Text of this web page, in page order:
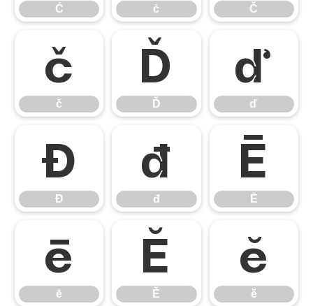
Ċ ċ Č
č
č
Ď
Ď
ď
ď
Đ
Đ
đ
đ
Ē
Ē
ē
ē
Ĕ
Ĕ
ĕ
ĕ